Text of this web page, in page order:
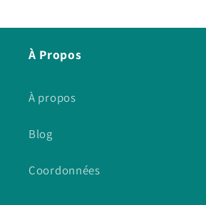
À Propos
À propos
Blog
Coordonnées